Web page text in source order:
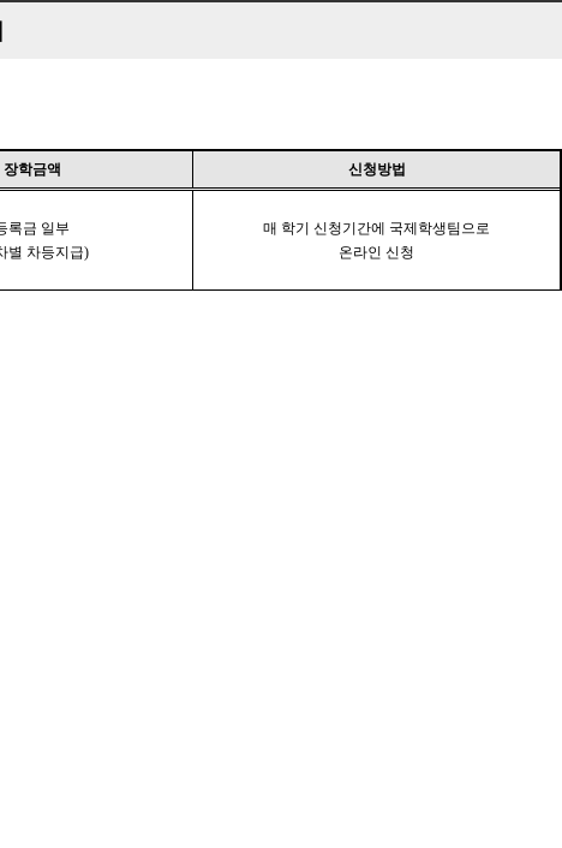
장학금액 신청방법
록금 일부
별 차등지급)
매 학기 신청기간에 국제학생팀으로
온라인 신청